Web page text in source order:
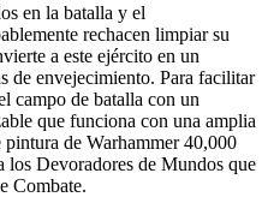
en la batalla y el
rechacen limpiar su
a este ejército en un
de envejecimiento. Para facilitar
campo de batalla con un
que funciona con una amplia
de Warhammer 40,000
los Devoradores de Mundos que
Combate.